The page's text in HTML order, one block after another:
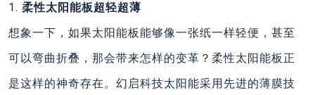
1. 柔性太阳能板‌超轻超薄‌
想象一下，如果太阳能板能够像一张纸一样轻便，甚至
可以弯曲折叠，那会带来怎样的变革？柔性太阳能板正
是这样的神奇存在。幻启科技太阳能采用先进的薄膜技